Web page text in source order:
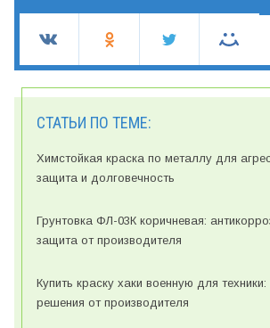
СТАТЬИ ПО ТЕМЕ:
Химстойкая краска по металлу для
защита и долговечность
Грунтовка ФЛ-03К коричневая:
защита от производителя
Купить краску хаки военную для
решения от производителя